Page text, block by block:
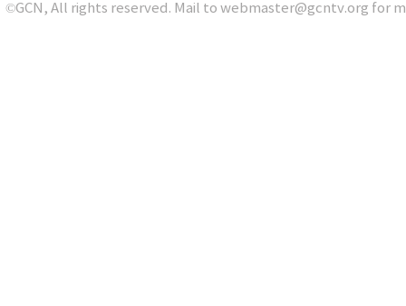
©GCN, All rights reserved. Mail to webmaster@gcntv.org for